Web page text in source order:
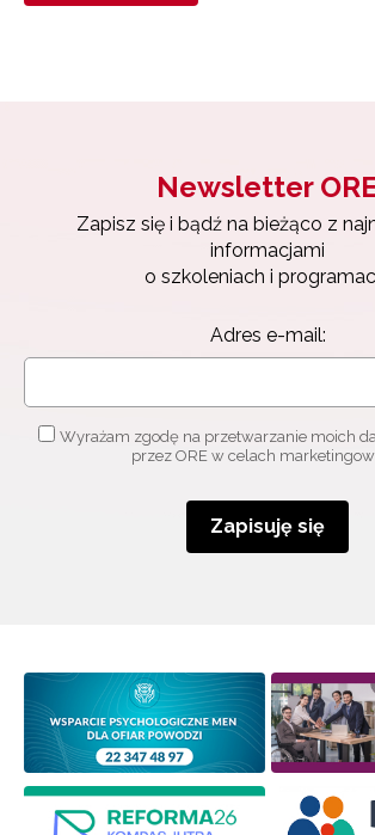
Newsletter
Zapisz się i bądź na bieżąco z
informacjami
o szkoleniach i
Adres e-mail:
Wyrażam zgodę na przetwarzanie moich
przez ORE w celach
Zapisuję się